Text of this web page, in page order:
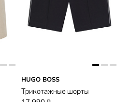
HUGO BOSS
Трикотажные шорты